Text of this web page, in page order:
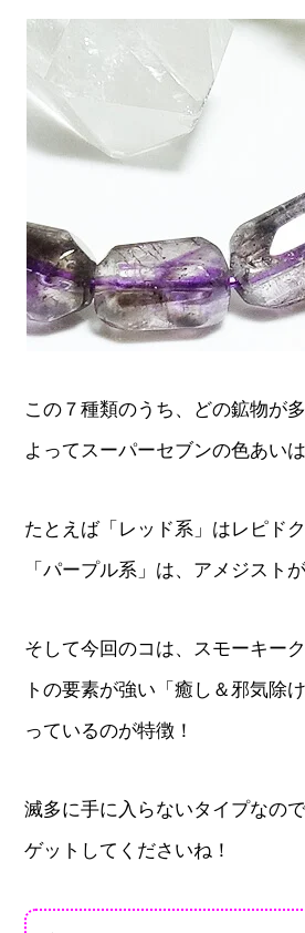
この７種類のうち、どの鉱物が
よってスーパーセブンの色あい
たとえば「レッド系」はレピド
「パープル系」は、アメジスト
そして今回のコは、スモーキー
トの要素が強い「癒し＆邪気除
っているのが特徴！
滅多に手に入らないタイプなの
ゲットしてくださいね！